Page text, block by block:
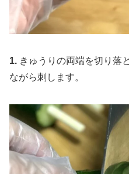
1. きゅうりの両端を切り落
ながら刺します。